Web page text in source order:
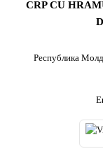
CRP CU
Республика